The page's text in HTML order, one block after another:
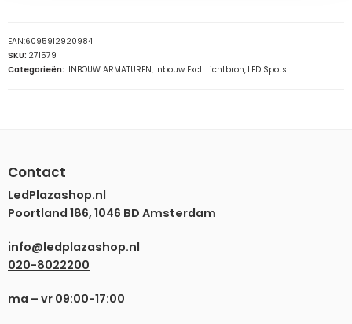
EAN:6095912920984
SKU: 271579
Categorieën: INBOUW ARMATUREN, Inbouw Excl. Lichtbron, LED Spots
Contact
LedPlazashop.nl
Poortland 186, 1046 BD Amsterdam
info@ledplazashop.nl
020-8022200
ma – vr 09:00-17:00